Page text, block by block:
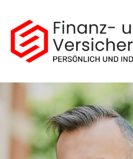
springen